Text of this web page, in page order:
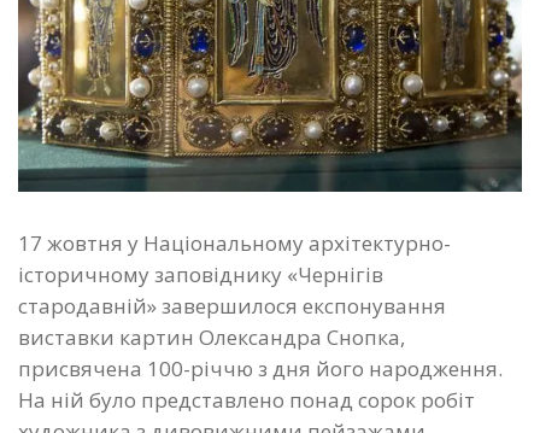
17 жовтня у Національному архітектурно-
історичному заповіднику «Чернігів
стародавній» завершилося експонування
виставки картин Олександра Снопка,
присвячена 100-річчю з дня його народження.
На ній було представлено понад сорок робіт